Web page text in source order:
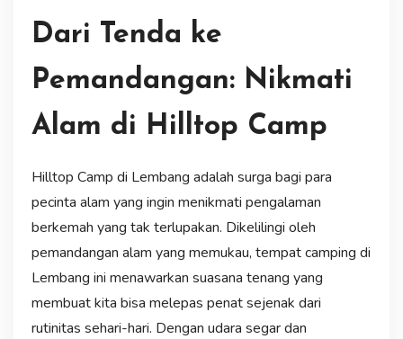
Dari Tenda ke
Pemandangan: Nikmati
Alam di Hilltop Camp
Hilltop Camp di Lembang adalah surga bagi para
pecinta alam yang ingin menikmati pengalaman
berkemah yang tak terlupakan. Dikelilingi oleh
pemandangan alam yang memukau, tempat camping di
Lembang ini menawarkan suasana tenang yang
membuat kita bisa melepas penat sejenak dari
rutinitas sehari-hari. Dengan udara segar dan